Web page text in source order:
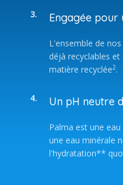
3. Engagée pour
L'ensemble de
déjà recyclables
matière recyclée2.
4. Un pH neutre
Palma est une
une eau minérale
l'hydratation**